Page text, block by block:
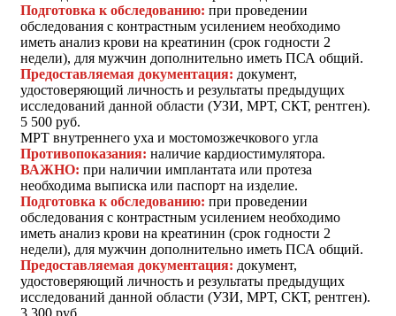
Подготовка к обследованию: при проведении
обследования с контрастным усилением необходимо
иметь анализ крови на креатинин (срок годности 2
недели), для мужчин дополнительно иметь ПСА общий.
Предоставляемая документация: документ,
удостоверяющий личность и результаты предыдущих
исследований данной области (УЗИ, МРТ, СКТ, рентген).
5 500 руб.
МРТ внутреннего уха и мостомозжечкового угла
Противопоказания: наличие кардиостимулятора.
ВАЖНО: при наличии имплантата или протеза
необходима выписка или паспорт на изделие.
Подготовка к обследованию: при проведении
обследования с контрастным усилением необходимо
иметь анализ крови на креатинин (срок годности 2
недели), для мужчин дополнительно иметь ПСА общий.
Предоставляемая документация: документ,
удостоверяющий личность и результаты предыдущих
исследований данной области (УЗИ, МРТ, СКТ, рентген).
3 300 руб.